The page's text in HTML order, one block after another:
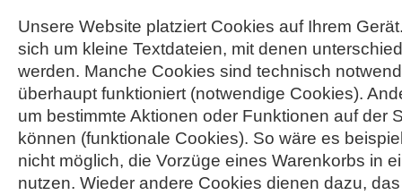
Unsere Website platziert Cookies auf Ihrem
sich um kleine Textdateien, mit denen
werden. Manche Cookies sind technisch
überhaupt funktioniert (notwendige Cookies).
um bestimmte Aktionen oder Funktionen auf der
können (funktionale Cookies). So wäre es
nicht möglich, die Vorzüge eines Warenkorbs in
nutzen. Wieder andere Cookies dienen dazu,